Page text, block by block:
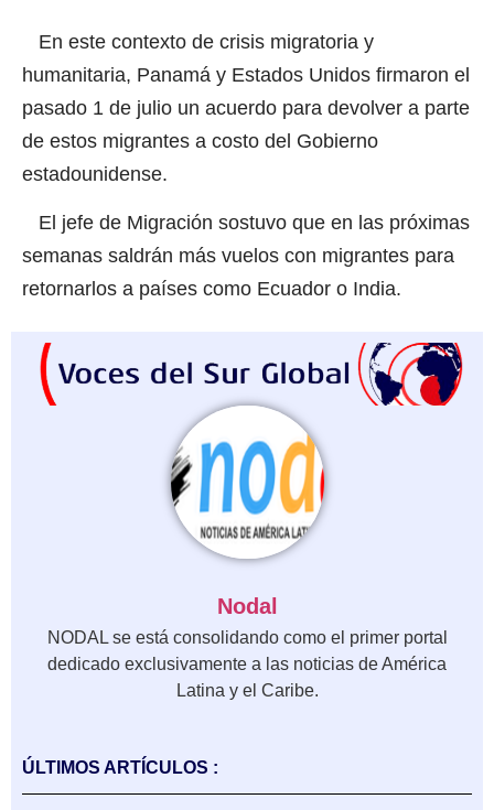
En este contexto de crisis migratoria y
humanitaria, Panamá y Estados Unidos firmaron el
pasado 1 de julio un acuerdo para devolver a parte
de estos migrantes a costo del Gobierno
estadounidense.
El jefe de Migración sostuvo que en las próximas
semanas saldrán más vuelos con migrantes para
retornarlos a países como Ecuador o India.
Nodal
NODAL se está consolidando como el primer portal
dedicado exclusivamente a las noticias de América
Latina y el Caribe.
ÚLTIMOS ARTÍCULOS :